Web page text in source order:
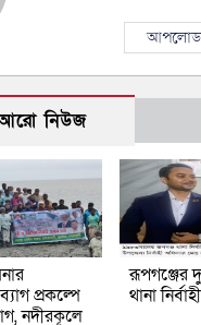
আরো নিউজ
প্রকল্পে
নদীরকূলে
রূপগঞ্জের
থানা